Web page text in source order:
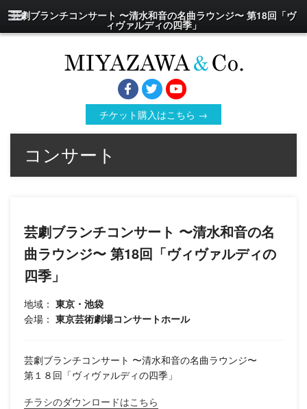
芸劇ブランチコンサート 〜清水和音の名曲ラウンジ〜 第18回「ヴ
ィヴァルディの四季」
チケット購入はこちら →
コンサート
芸劇ブランチコンサート 〜清水和音の名
曲ラウンジ〜 第18回「ヴィヴァルディの
四季」
地域： 東京・池袋
会場： 東京芸術劇場コンサートホール
芸劇ブランチコンサート 〜清水和音の名曲ラウンジ〜
第１８回「ヴィヴァルディの四季」
チラシのダウンロードはこちら